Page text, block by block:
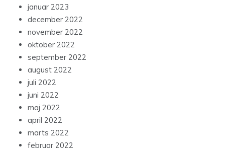
januar 2023
december 2022
november 2022
oktober 2022
september 2022
august 2022
juli 2022
juni 2022
maj 2022
april 2022
marts 2022
februar 2022